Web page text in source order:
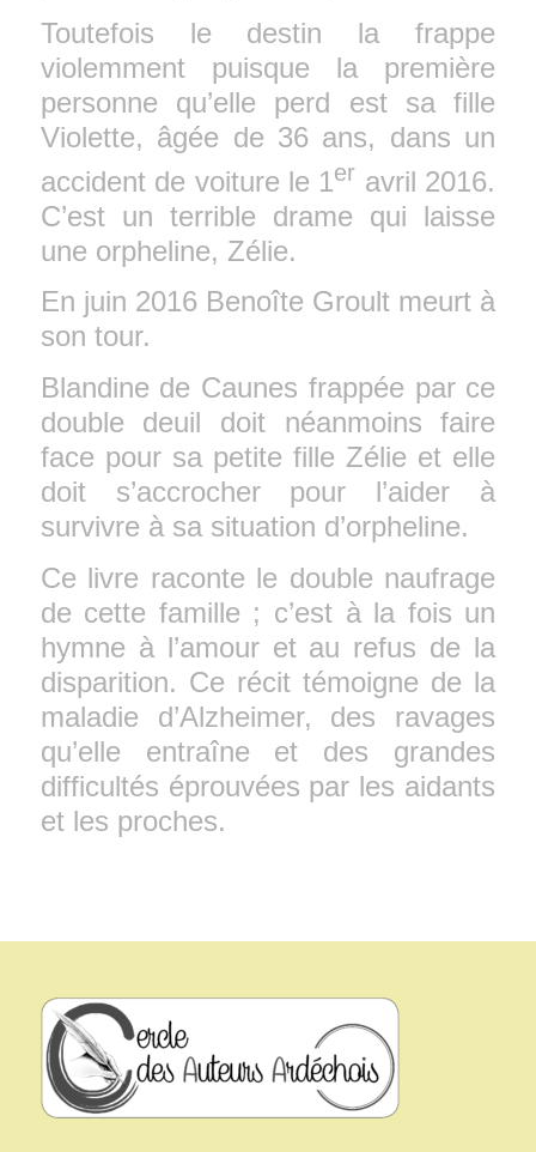
Toutefois le destin la frappe
violemment puisque la première
personne qu’elle perd est sa fille
Violette, âgée de 36 ans, dans un
accident de voiture le 1er avril 2016.
C’est un terrible drame qui laisse
une orpheline, Zélie.
En juin 2016 Benoîte Groult meurt à
son tour.
Blandine de Caunes frappée par ce
double deuil doit néanmoins faire
face pour sa petite fille Zélie et elle
doit s’accrocher pour l’aider à
survivre à sa situation d’orpheline.
Ce livre raconte le double naufrage
de cette famille ; c’est à la fois un
hymne à l’amour et au refus de la
disparition. Ce récit témoigne de la
maladie d’Alzheimer, des ravages
qu’elle entraîne et des grandes
difficultés éprouvées par les aidants
et les proches.